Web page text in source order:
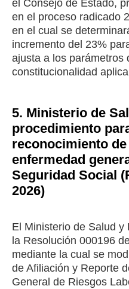
el Consejo de Estado,
en el proceso radicado
en el cual se
incremento del 23%
ajusta a los parámetros
constitucionalidad
5. Ministerio de
procedimiento
reconocimiento
enfermedad
Seguridad Social
2026)
El Ministerio de Salud
la Resolución 000196
mediante la cual se
de Afiliación y Reporte
General de Riesgos